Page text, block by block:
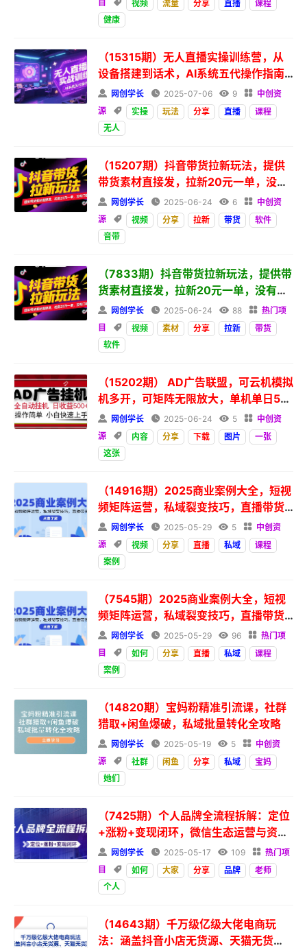
目  视频 流量 分享 直播
课程
健康
（15315期）无人直播实操训练营，从
设备搭建到话术，AI系统五代操作指南
(7月更新)
 网创学长  2025-07-06  9  中创资
源
 实操 玩法 分享 直播
课程
无人
（15207期）抖音带货拉新玩法，提供
带货素材直接发，拉新20元一单，没有
门槛
 网创学长  2025-06-24  6  中创资
源
 视频 分享 拉新 带货
软件
音带
（7833期）抖音带货拉新玩法，提供带
货素材直接发，拉新20元一单，没有门
槛
 网创学长  2025-06-24  88  热门项
目
 视频 素材 分享 拉新
带货
软件
（15202期） AD广告联盟，可云机模拟
机多开，可矩阵无限放大，单机单日50
0+，新手...
 网创学长  2025-06-24  5  中创资
源
 内容 分享 下载 图片
一张
这张
（14916期）2025商业案例大全，短视
频矩阵运营，私域裂变技巧，直播带货
策略
 网创学长  2025-05-29  5  中创资
源
 视频 分享 直播 私域
课程
案例
（7545期）2025商业案例大全，短视
频矩阵运营，私域裂变技巧，直播带货
策略
 网创学长  2025-05-29  96  热门项
目
 如何 分享 直播 私域
课程
案例
（14820期）宝妈粉精准引流课，社群
猎取+闲鱼爆破，私域批量转化全攻略
 网创学长  2025-05-19  5  中创资
源
 社群 闲鱼 分享 私域
宝妈
她们
（7425期）个人品牌全流程拆解：定位
+涨粉+变现闭环，微信生态运营与资源
整合
 网创学长  2025-05-17  109  热门项
目
 如何 大家 分享 品牌
老师
个人
（14643期）千万级亿级大佬电商玩
法：涵盖抖音小店无货源、天猫无货